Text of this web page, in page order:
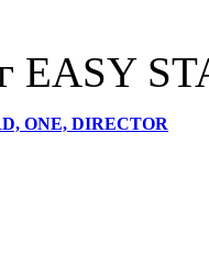
EASY
ONE, DIRECTOR